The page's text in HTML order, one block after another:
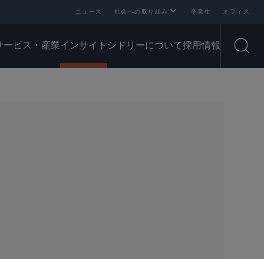
ニュース 社会への取り組み 卒業生 オフィス
ービス・産業インサイト シドリーについて採用情報